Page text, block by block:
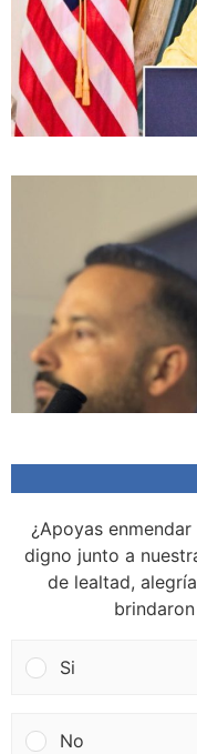
¿Apoyas
digno junto a
de lealtad,
Si
No